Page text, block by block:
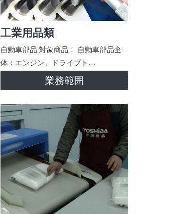
工業用品類
自動車部品 対象商品： 自動車部品全
体：エンジン、ドライブト…
業務範囲